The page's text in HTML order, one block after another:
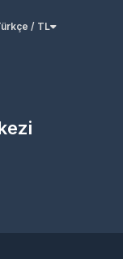
/ TL